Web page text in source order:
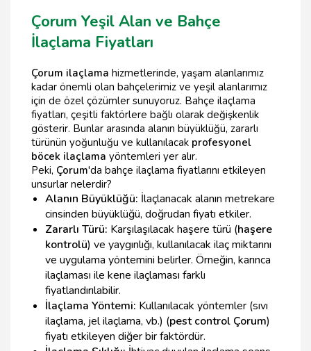
Çorum Yeşil Alan ve Bahçe
İlaçlama Fiyatları
Çorum ilaçlama hizmetlerinde, yaşam alanlarımız
kadar önemli olan bahçelerimiz ve yeşil alanlarımız
için de özel çözümler sunuyoruz. Bahçe ilaçlama
fiyatları, çeşitli faktörlere bağlı olarak değişkenlik
gösterir. Bunlar arasında alanın büyüklüğü, zararlı
türünün yoğunluğu ve kullanılacak profesyonel
böcek ilaçlama yöntemleri yer alır.
Peki, Çorum'da bahçe ilaçlama fiyatlarını etkileyen
unsurlar nelerdir?
Alanın Büyüklüğü: İlaçlanacak alanın metrekare
cinsinden büyüklüğü, doğrudan fiyatı etkiler.
Zararlı Türü: Karşılaşılacak haşere türü (haşere
kontrolü) ve yaygınlığı, kullanılacak ilaç miktarını
ve uygulama yöntemini belirler. Örneğin, karınca
ilaçlaması ile kene ilaçlaması farklı
fiyatlandırılabilir.
İlaçlama Yöntemi: Kullanılacak yöntemler (sıvı
ilaçlama, jel ilaçlama, vb.) (pest control Çorum)
fiyatı etkileyen diğer bir faktördür.